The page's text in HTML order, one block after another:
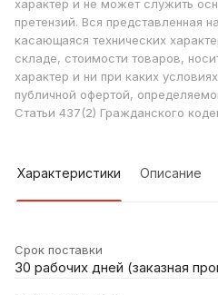
характер и не может служить
претензий. Вся представленная
касающаяся технических
складе, стоимости товаров,
характер и ни при каких
публичной офертой,
Статьи 437(2) Гражданского
Характеристики Описание
Срок поставки
30 рабочих дней (заказная